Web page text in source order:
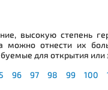
высокую степень
можно отнести их
для открытия
96 97 98 99 100